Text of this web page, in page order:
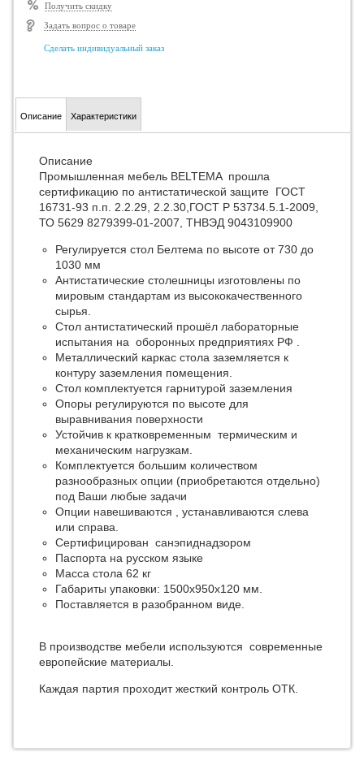
Получить скидку
Задать вопрос о товаре
Сделать индивидуальный заказ
Описание Характеристики
Описание
Промышленная мебель BELTEMA прошла
сертификацию по антистатической защите ГОСТ
16731-93 п.п. 2.2.29, 2.2.30,ГОСТ Р 53734.5.1-2009,
ТО 5629 8279399-01-2007, ТНВЭД 9043109900
Регулируется стол Белтема по высоте от 730 до
1030 мм
Антистатические столешницы изготовлены по
мировым стандартам из высококачественного
сырья.
Стол антистатический прошёл лабораторные
испытания на оборонных предприятиях РФ .
Металлический каркас стола заземляется к
контуру заземления помещения.
Стол комплектуется гарнитурой заземления
Опоры регулируются по высоте для
выравнивания поверхности
Устойчив к кратковременным термическим и
механическим нагрузкам.
Комплектуется большим количеством
разнообразных опции (приобретаются отдельно)
под Ваши любые задачи
Опции навешиваются , устанавливаются слева
или справа.
Сертифицирован санэпиднадзором
Паспорта на русском языке
Масса стола 62 кг
Габариты упаковки: 1500х950х120 мм.
Поставляется в разобранном виде.
В производстве мебели используются современные
европейские материалы.
Каждая партия проходит жесткий контроль ОТК.